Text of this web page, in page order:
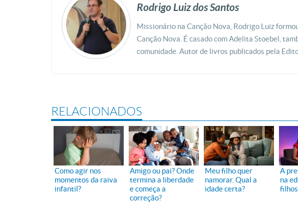
Rodrigo Luiz dos Santos
Missionário na Canção Nova, Rodrigo Luiz
Canção Nova. É casado com Adelita Stoebel,
comunidade. Autor de livros publicados pela
RELACIONADOS
Como agir nos
momentos da raiva
infantil?
Amigo ou pai? Onde
termina a liberdade
e começa a
correção?
Meu filho quer
namorar. Qual a
idade certa?
A
na
filhos